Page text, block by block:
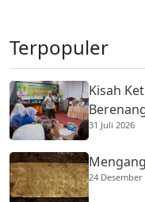
Terpopuler
Kisah
31 Juli 2026
24 Desember